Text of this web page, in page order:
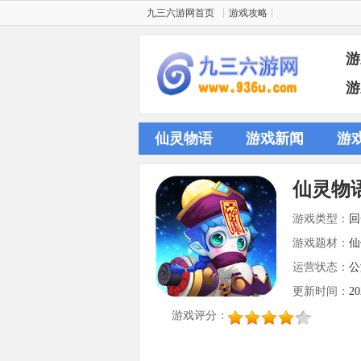
九三六游网首页 游戏攻略
仙灵物语 游戏新闻 游
仙灵物
游戏类型：
游戏题材：
运营状态： 公
更新时间：
游戏评分：